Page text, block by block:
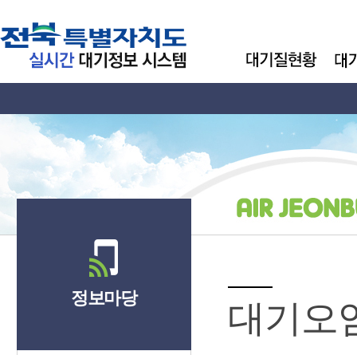
정보마당 대기오